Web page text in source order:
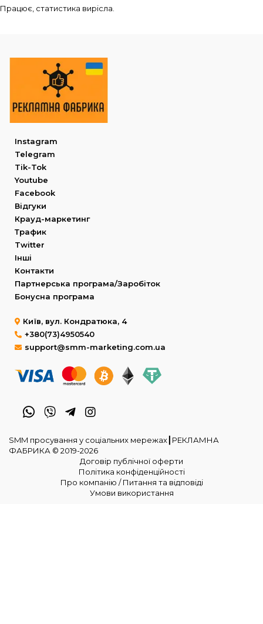
Працює, статистика вирісла.
Instagram
Telegram
Tik-Tok
Youtube
Facebook
Відгуки
Крауд-маркетинг
Трафик
Twitter
Інші
Контакти
Партнерська програма/Заробіток
Бонусна програма
Київ, вул. Кондратюка, 4
+380(73)4950540
support@smm-marketing.com.ua
SMM просування у соціальних мережах┃РЕКЛАМНА
ФАБРИКА © 2019-2026
Договір публічної оферти
Політика конфіденційності
Про компанію / Питання та відповіді
Умови використання